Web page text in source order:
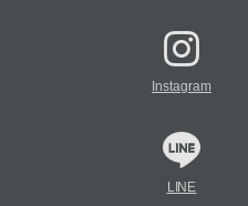
Instagram
LINE